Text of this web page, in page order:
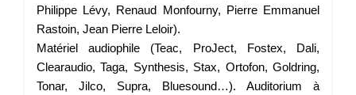
Philippe Lévy, Renaud Monfourny, Pierre Emmanuel
Rastoin, Jean Pierre Leloir).
Matériel audiophile (Teac, ProJect, Fostex, Dali,
Clearaudio, Taga, Synthesis, Stax, Ortofon, Goldring,
Tonar, Jilco, Supra, Bluesound…). Auditorium à